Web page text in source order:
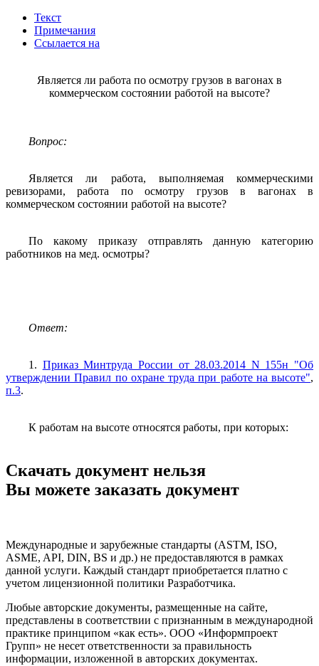
Текст
Примечания
Ссылается на
Является ли работа по осмотру грузов в вагонах в
коммерческом состоянии работой на высоте?
Вопрос:
Является
ли работа, выполняемая коммерческими
ревизорами, работа по осмотру грузов в вагонах в
коммерческом состоянии работой на высоте?
По
какому приказу отправлять данную категорию
работников на мед. осмотры?
Ответ:
1. Приказ Минтруда России от 28.03.2014 N 155н "Об
утверждении Правил по охране труда при работе на высоте",
п.3.
К работам на высоте относятся работы, при которых:
Скачать документ нельзя
Вы можете заказать документ
Международные и зарубежные стандарты (ASTM, ISO,
ASME, API, DIN, BS и др.) не предоставляются в рамках
данной услуги. Каждый стандарт приобретается платно с
учетом лицензионной политики Разработчика.
Любые авторские документы, размещенные на сайте,
представлены в соответствии с признанным в международной
практике принципом «как есть». ООО «Информпроект
Групп» не несет ответственности за правильность
информации, изложенной в авторских документах.